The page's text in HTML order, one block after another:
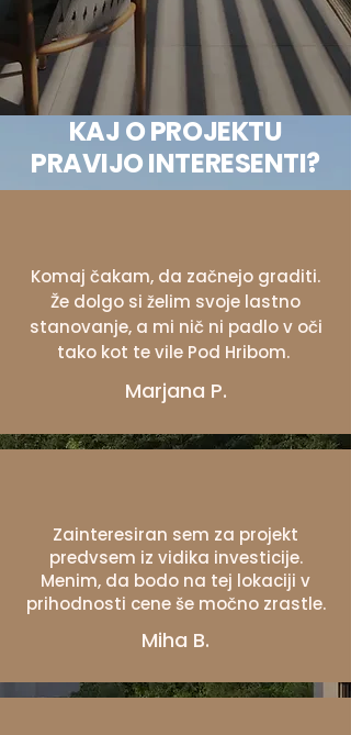
KAJ O PROJEKTU
PRAVIJO INTERESENTI?
Komaj čakam, da začnejo graditi.
Že dolgo si želim svoje lastno
stanovanje, a mi nič ni padlo v oči
tako kot te vile Pod Hribom.
Marjana P.
Zainteresiran sem za projekt
predvsem iz vidika investicije.
Menim, da bodo na tej lokaciji v
prihodnosti cene še močno zrastle.
Miha B.